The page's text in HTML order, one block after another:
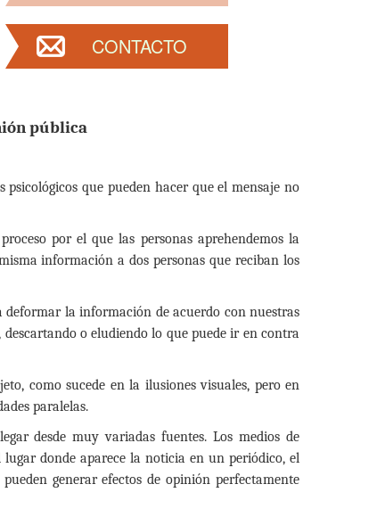
CONTACTO
pública
que pueden hacer que el mensaje no
por el que las personas aprehendemos la
información a dos personas que reciban los
la información de acuerdo con nuestras
o eludiendo lo que puede ir en contra
como sucede en la ilusiones visuales, pero en
paralelas.
desde muy variadas fuentes. Los medios de
donde aparece la noticia en un periódico, el
generar efectos de opinión perfectamente